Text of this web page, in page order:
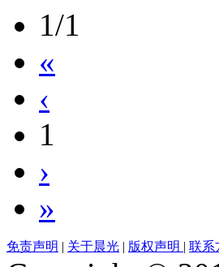
1/1
«
‹
1
›
»
免责声明 | 关于晨光 | 版权声明 | 联系